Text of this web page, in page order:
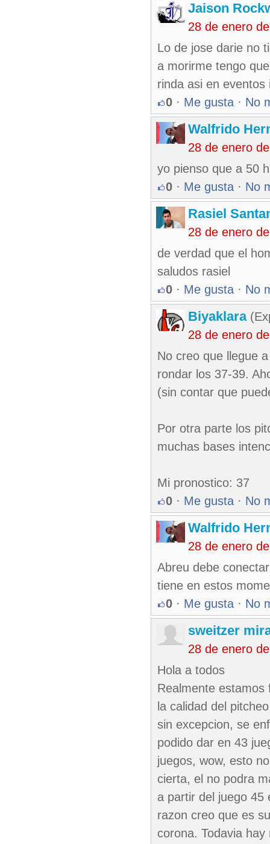
Jaison
28 de enero
Lo de jose darie no
a morirme tengo
rinda asi en eventos
0 · Me gusta · No
Walfrido
28 de enero
yo pienso que a 50
0 · Me gusta · No
Rasiel
28 de enero
de verdad que el
saludos rasiel
0 · Me gusta · No
Biyaklara
28 de enero
No creo que llegue
rondar los 37-39.
(sin contar que
Por otra parte los
muchas bases
Mi pronostico: 37
0 · Me gusta · No
Walfrido
28 de enero
Abreu debe
tiene en estos
0 · Me gusta · No
sweitzer
28 de enero
Hola a todos
Realmente
la calidad del
sin excepcion, se
podido dar en 43
juegos, wow, esto
cierta, el no podra
a partir del juego 45
razon creo que es
corona. Todavia